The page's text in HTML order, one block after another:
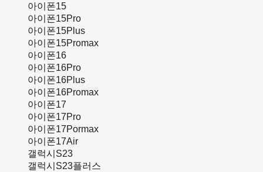
아이폰15
아이폰15Pro
아이폰15Plus
아이폰15Promax
아이폰16
아이폰16Pro
아이폰16Plus
아이폰16Promax
아이폰17
아이폰17Pro
아이폰17Pormax
아이폰17Air
갤럭시S23
갤럭시S23플러스